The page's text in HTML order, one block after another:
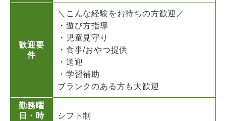
歓迎要
件
＼こんな経験をお持ちの方歓迎／
・遊び方指導
・児童見守り
・食事/おやつ提供
・送迎
・学習補助
ブランクのある方も大歓迎
勤務曜
日・時
シフト制